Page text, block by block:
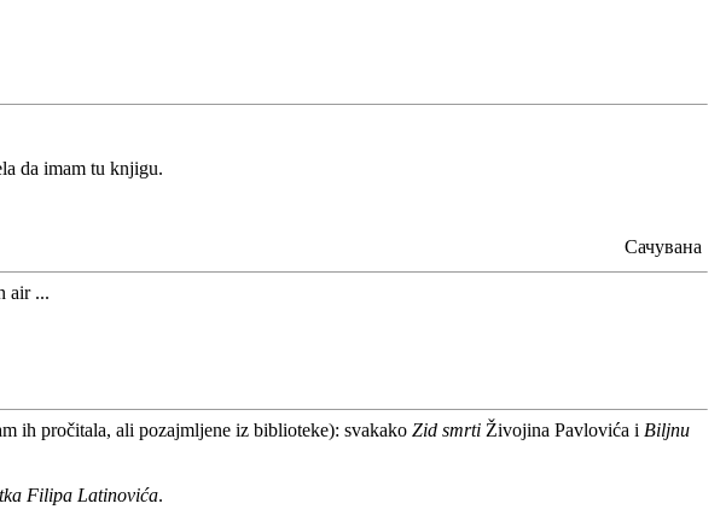
da imam tu knjigu.
Сачувана
air ...
ih pročitala, ali pozajmljene iz biblioteke): svakako Zid smrti Živojina Pavlovića i Biljnu
Filipa Latinovića.